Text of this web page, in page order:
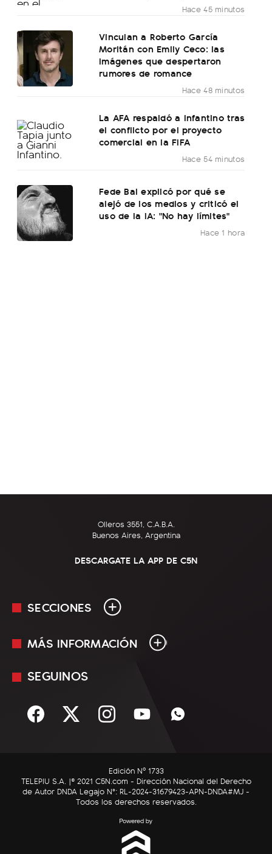
Hace 45 minutos
Vinculan a Roberto García
Moritán con Emily Ceco: las
imágenes que despertaron
rumores de romance
Hace 48 minutos
La AFA respaldó a Infantino tras
el conflicto por el proyecto
comercial en la FIFA
Hace 54 minutos
Fede Bal explicó por qué se
alejó de los medios y criticó el
uso de la IA: "No hay límites"
Hace 1 hora
Olleros 3551, C.A.B.A.
Buenos Aires, Argentina
DESCARGATE LA APP DE C5N
SECCIONES
En Vivo
Sociedad
C5N Autos
RatingCero
MÁS INFORMACIÓN
Mediakit
Términos y condiciones
SEGUINOS
Edición Nº 1733
TELEPIU S.A. |© 2021 C5N.com - Dirección Nacional del Derecho
de Autor DNDA Legajo N°: RL-2024-31679423-APN-DNDA#MJ -
Todos los derechos reservados.